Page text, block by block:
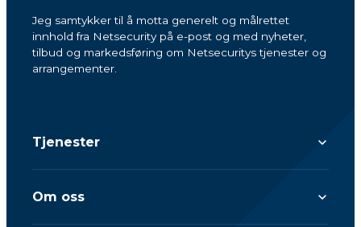
Jeg samtykker til å motta generelt og målrettet
innhold fra Netsecurity på e-post og med nyheter,
tilbud og markedsføring om Netsecuritys tjenester og
arrangementer.
Tjenester
Om oss